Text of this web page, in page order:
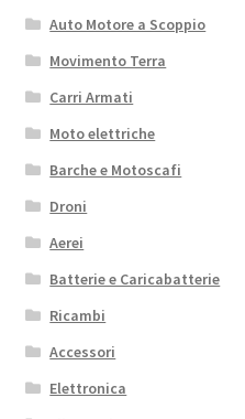
Auto Motore a Scoppio
Movimento Terra
Carri Armati
Moto elettriche
Barche e Motoscafi
Droni
Aerei
Batterie e Caricabatterie
Ricambi
Accessori
Elettronica